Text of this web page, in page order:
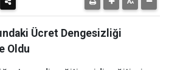
Ücret Dengesizliği
Oldu